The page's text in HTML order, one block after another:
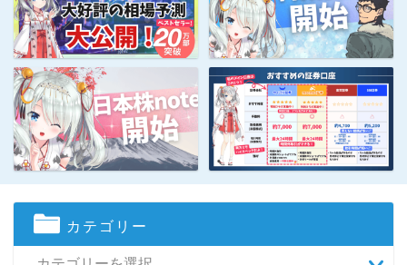
カテゴリー